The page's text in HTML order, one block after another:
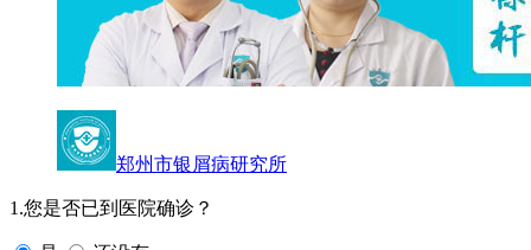
郑州市银屑病研究所
1.您是否已到医院确诊？